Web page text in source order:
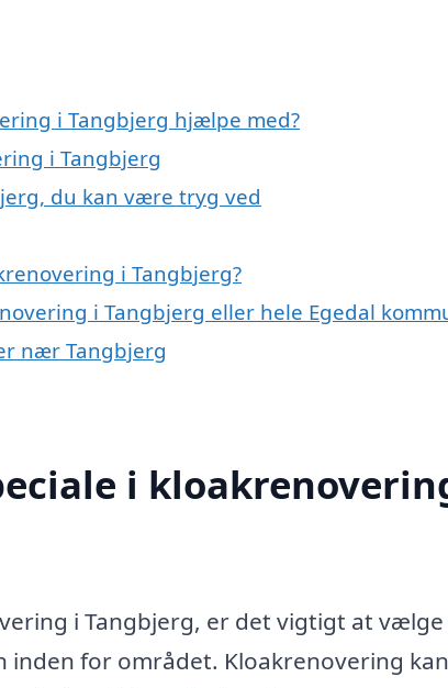
i Tangbjerg hjælpe med?
i Tangbjerg
du kan være tryg ved
i Tangbjerg?
i Tangbjerg eller hele Egedal
nær Tangbjerg
i
i Tangbjerg, er det vigtigt at
for området. Kloakrenovering kan